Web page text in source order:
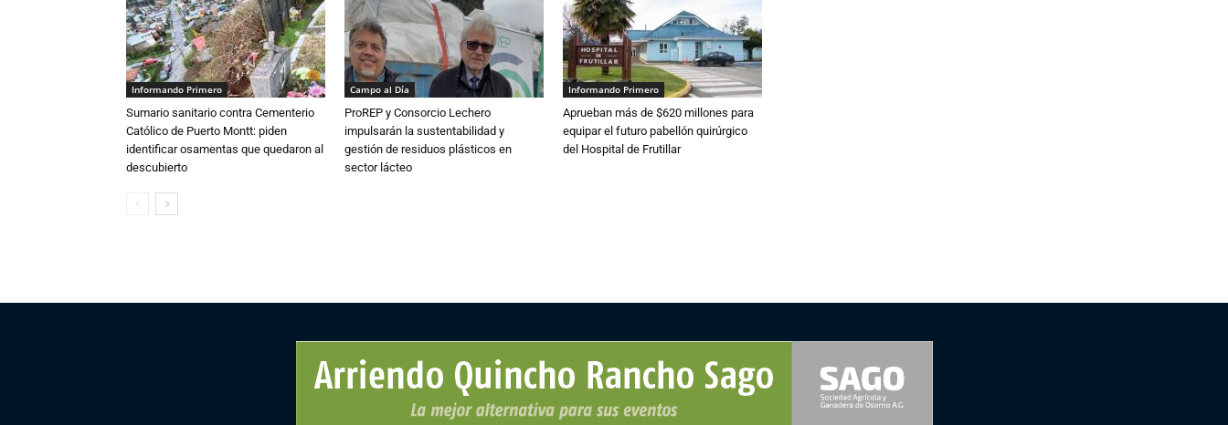
Informando Primero
Sumario sanitario contra Cementerio
Católico de Puerto Montt: piden
identificar osamentas que quedaron al
descubierto
Campo al Día
ProREP y Consorcio Lechero
impulsarán la sustentabilidad y
gestión de residuos plásticos en
sector lácteo
Informando Primero
Aprueban más de $620 millones para
equipar el futuro pabellón quirúrgico
del Hospital de Frutillar